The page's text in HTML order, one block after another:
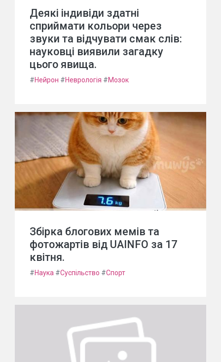
Деякі індивіди здатні
сприймати кольори через
звуки та відчувати смак слів:
науковці виявили загадку
цього явища.
#Нейрон #Неврологія #Мозок
Збірка блогових мемів та
фотожартів від UAINFO за 17
квітня.
#Наука #Суспільство #Спорт